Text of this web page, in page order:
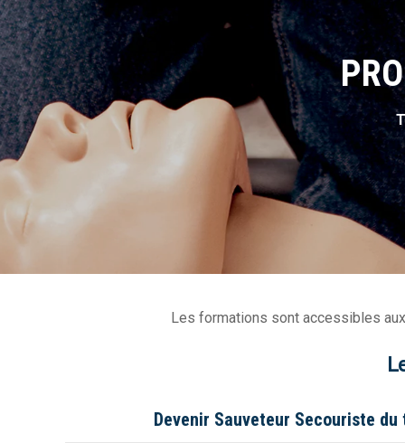
Les formations sont accessibles
Devenir Sauveteur Secouriste du